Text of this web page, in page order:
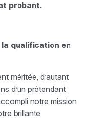
probant.
qualification en
méritée, d’autant
d’un prétendant
notre mission
brillante